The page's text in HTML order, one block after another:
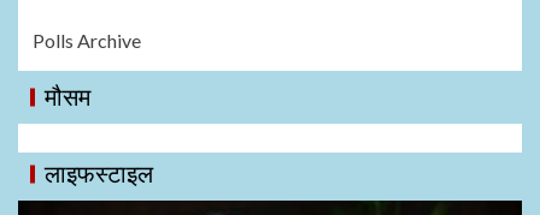
Polls Archive
मौसम
लाइफस्टाइल